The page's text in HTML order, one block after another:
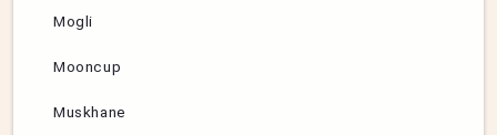
Mogli
Mooncup
Muskhane